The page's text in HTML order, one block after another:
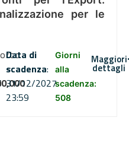
per le
Data di
scadenza:
31/12/2027
23:59
Giorni
alla
scadenza:
508
Maggiori
dettagli